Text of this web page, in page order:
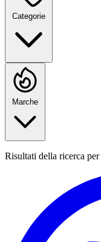
Categorie
Marche
Risultati della ricerca per